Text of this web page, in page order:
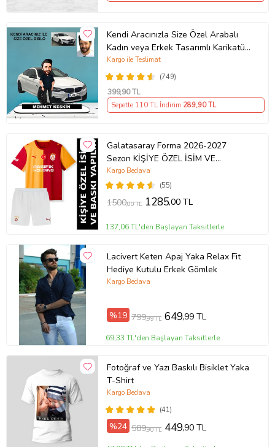
Kendi Aracınızla Size Özel Arabalı
Kadın veya Erkek Tasarımlı Karikatür
Biblo , Babalar Günü Hediyesi,
Erkeğe Hediye, Rent A Car Hediyesi
(749)
Kargo ile Teslimat
399,90 TL
Sepette 110 TL İndirim 289,90 TL
Galatasaray Forma 2026-2027
Sezon KİŞİYE ÖZEL İSİM VE
NUMARA BASKILI Çocuk Futbol
Forması pp46 (55)
Kargo Bedava
1500,00 TL 1285,00 TL
137,06 TL'den Başlayan Taksitlerle
Lacivert Keten Apaj Yaka Relax Fit
Hediye Kutulu Erkek Gömlek
Kargo Bedava
%19 799,99 TL 649,99 TL
69,33 TL'den Başlayan Taksitlerle
Fotoğraf ve Yazı Baskılı Bisiklet Yaka
T-Shirt
(41)
Kargo Bedava
%24 589,90 TL 449,90 TL